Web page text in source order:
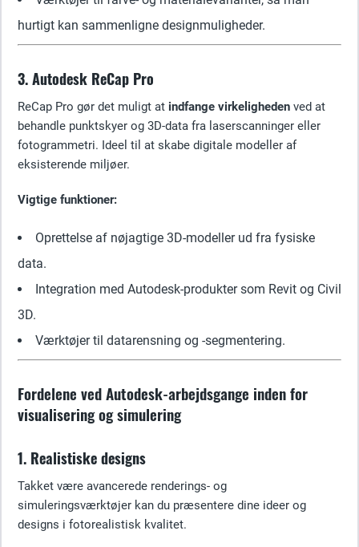
hurtigt kan sammenligne designmuligheder.
3. Autodesk ReCap Pro
ReCap Pro gør det muligt at indfange virkeligheden ved at
behandle punktskyer og 3D-data fra laserscanninger eller
fotogrammetri. Ideel til at skabe digitale modeller af
eksisterende miljøer.
Vigtige funktioner:
Oprettelse af nøjagtige 3D-modeller ud fra fysiske
data.
Integration med Autodesk-produkter som Revit og Civil
3D.
Værktøjer til datarensning og -segmentering.
Fordelene ved Autodesk-arbejdsgange inden for
visualisering og simulering
1. Realistiske designs
Takket være avancerede renderings- og
simuleringsværktøjer kan du præsentere dine ideer og
designs i fotorealistisk kvalitet.